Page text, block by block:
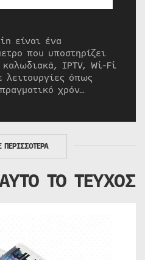
είναι ένα
που υποστηρίζει
IPTV, Wi-Fi
λειτουργίες όπως
χρόν…
ΠΕΡΙΣΣΟΤΕΡΑ
ΤΟ ΤΕΥΧΟΣ